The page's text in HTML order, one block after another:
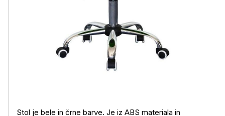
Stol je bele in črne barve. Je iz ABS materiala in